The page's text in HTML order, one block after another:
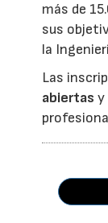
más de
sus
la
Las
abiertas y